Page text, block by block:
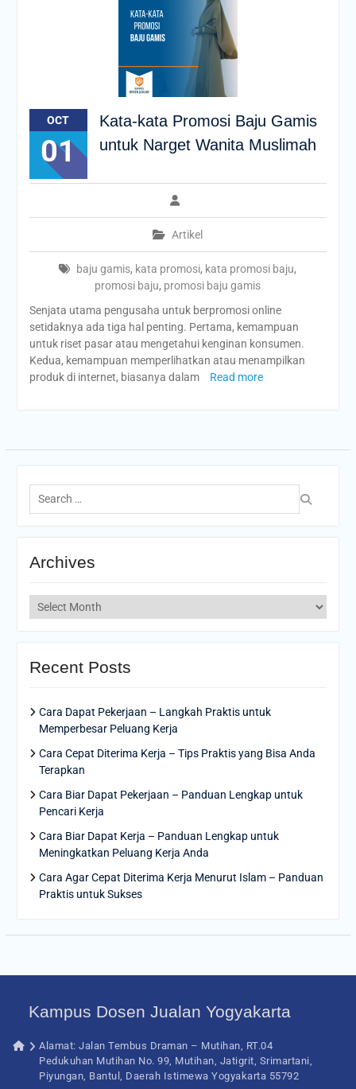
OCT
01
Kata-kata Promosi Baju Gamis
untuk Narget Wanita Muslimah
Artikel
baju gamis, kata promosi, kata promosi baju,
promosi baju, promosi baju gamis
Senjata utama pengusaha untuk berpromosi online
setidaknya ada tiga hal penting. Pertama, kemampuan
untuk riset pasar atau mengetahui kenginan konsumen.
Kedua, kemampuan memperlihatkan atau menampilkan
produk di internet, biasanya dalam
Read more
Search
for:
Archives
Archives
Recent Posts
Cara Dapat Pekerjaan – Langkah Praktis untuk
Memperbesar Peluang Kerja
Cara Cepat Diterima Kerja – Tips Praktis yang Bisa Anda
Terapkan
Cara Biar Dapat Pekerjaan – Panduan Lengkap untuk
Pencari Kerja
Cara Biar Dapat Kerja – Panduan Lengkap untuk
Meningkatkan Peluang Kerja Anda
Cara Agar Cepat Diterima Kerja Menurut Islam – Panduan
Praktis untuk Sukses
Kampus Dosen Jualan Yogyakarta
Alamat: Jalan Tembus Draman – Mutihan, RT.04
Pedukuhan Mutihan No. 99, Mutihan, Jatigrit, Srimartani,
Piyungan, Bantul, Daerah Istimewa Yogyakarta 55792